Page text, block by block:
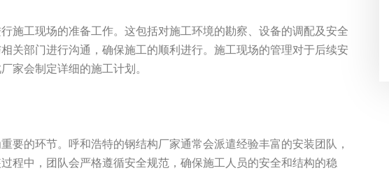
施工现场的准备工作。这包括对施工环境的勘察、设备的调配及安全
关部门进行沟通，确保施工的顺利进行。施工现场的管理对于后续安
家会制定详细的施工计划。
要的环节。呼和浩特的钢结构厂家通常会派遣经验丰富的安装团队，
程中，团队会严格遵循安全规范，确保施工人员的安全和结构的稳